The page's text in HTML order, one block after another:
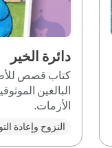
دائرة الخير
كتاب قصص
البالغين
الأزمات.
النزوح وإعادة